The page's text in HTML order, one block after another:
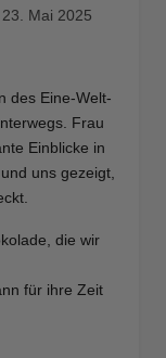
Mai 2025
des Eine-Welt-
Frau
Einblicke in
uns gezeigt,
die wir
für ihre Zeit